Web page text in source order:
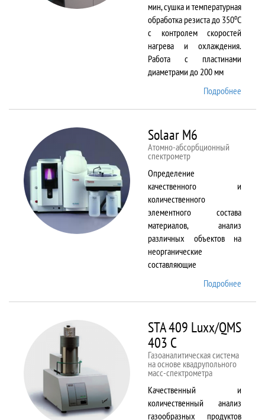
мин, сушка и температурная
обработка резиста до 350оС
с контролем скоростей
нагрева и охлаждения.
Работа с пластинами
диаметрами до 200 мм
Подробнее
Solaar M6
Атомно-абсорбционный
спектрометр
Определение
качественного и
количественного
элементного состава
материалов, анализ
различных объектов на
неорганические
составляющие
Подробнее
STA 409 Luxx/QMS
403 C
Газоаналитическая система
на основе квадрупольного
масс-спектрометра
Качественный и
количественный анализ
газообразных продуктов